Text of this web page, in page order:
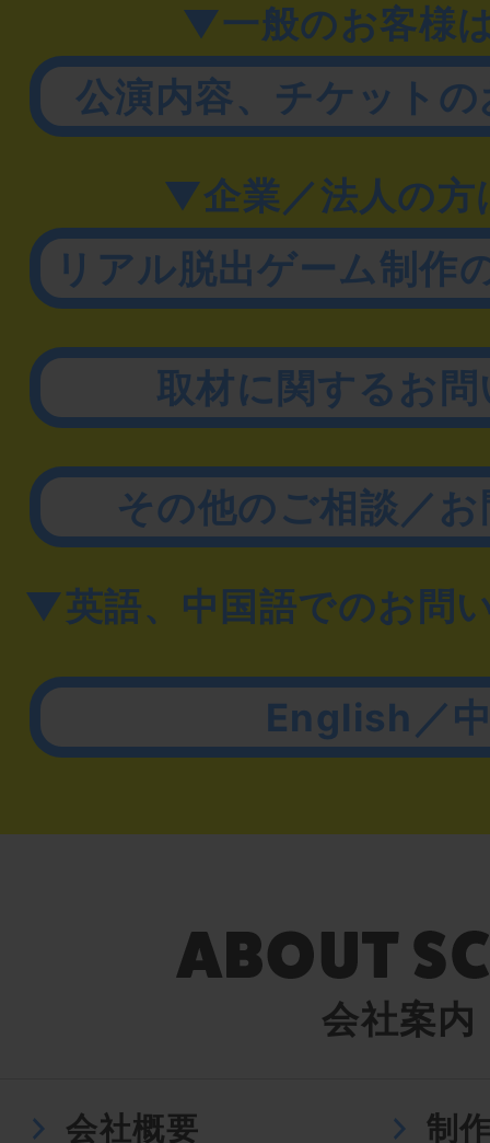
▼一般のお客様
公演内容、チケット
▼企業／法人の方
リアル脱出ゲーム制作
取材に関するお
その他のご相談／
▼英語、中国語でのお問
English／
会社案内
会社概要 制